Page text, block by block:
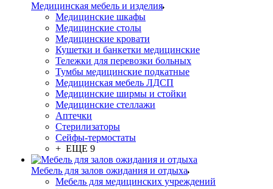
Медицинская мебель и изделия
Медицинские шкафы
Медицинские столы
Медицинские кровати
Кушетки и банкетки медицинские
Тележки для перевозки больных
Тумбы медицинские подкатные
Медицинская мебель ЛДСП
Медицинские ширмы и стойки
Медицинские стеллажи
Аптечки
Стерилизаторы
Сейфы-термостаты
+ ЕЩЕ 9
Мебель для залов ожидания и отдыха
Мебель для медицинских учреждений